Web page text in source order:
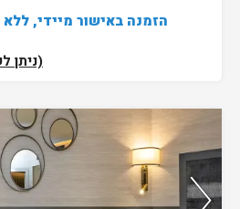
הזמנה באישור מיידי,
(ניתן
נותרו 3 חדרים אחרונים בממשק!